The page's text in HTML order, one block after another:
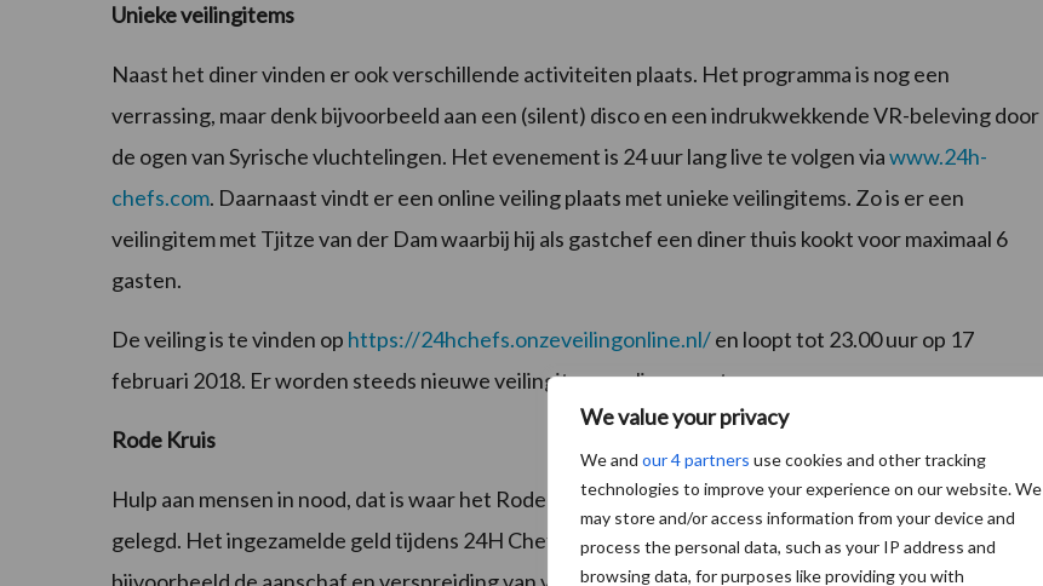
We value your privacy
We and our 4 partners use cookies and other tracking
technologies to improve your experience on our website. We
may store and/or access information from your device and
process the personal data, such as your IP address and
browsing data, for purposes like providing you with
Unieke veilingitems
Naast het diner vinden er ook verschillende activiteiten plaats. Het programma is nog een
verrassing, maar denk bijvoorbeeld aan een (silent) disco en een indrukwekkende VR-beleving door
de ogen van Syrische vluchtelingen. Het evenement is 24 uur lang live te volgen viawww.24h-
chefs.com. Daarnaast vindt er een online veiling plaats met unieke veilingitems. Zo is er een
veilingitem met Tjitze van der Dam waarbij hij als gastchef een diner thuis kookt voor maximaal 6
gasten.
De veiling is te vinden op https://24hchefs.onzeveilingonline.nl/en loopt tot 23.00 uur op 17
februari 2018. Er worden steeds nieuwe veilingitems online gezet.
Rode Kruis
Hulp aan mensen in nood, dat is waar het Rode Kruis voor staat. De link met eten is hierbij snel
gelegd. Het ingezamelde geld tijdens 24H Chefs gaat geheel naar het Rode Kruis en maakt